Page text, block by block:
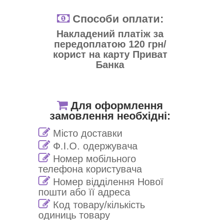
Способи оплати:
Накладений платіж за
передоплатою 120 грн/
корист на карту Приват
Банка
Для оформлення
замовлення необхідні:
Місто доставки
Ф.І.О. одержувача
Номер мобільного
телефона користувача
Номер відділення Нової
пошти або її адреса
Код товару/кількість
одиниць товару